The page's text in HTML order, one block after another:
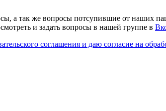
а так же вопросы потсупившие от наших
и задать вопросы в нашей группе в
соглашения и даю согласие на